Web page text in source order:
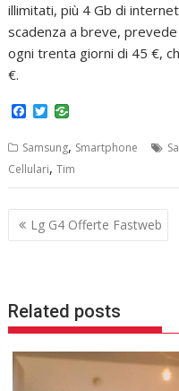
illimitati, più 4 Gb di
scadenza a breve,
ogni trenta giorni di 45 €,
€.
F
c
e
b
o
k
T
t
t
e
Samsung, Smartphone
Cellulari,Tim
Navigazione
articoli
Lg G4 Offerte Fastweb
Related posts